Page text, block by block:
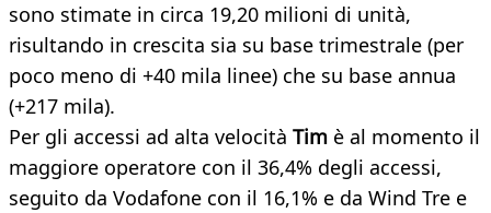
sono stimate in circa 19,20 milioni di unità,
risultando in crescita sia su base trimestrale (per
poco meno di +40 mila linee) che su base annua
(+217 mila).
Per gli accessi ad alta velocità Tim è al momento il
maggiore operatore con il 36,4% degli accessi,
seguito da Vodafone con il 16,1% e da Wind Tre e